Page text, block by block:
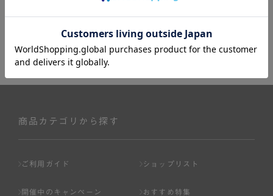
商品カテゴリから探す
ご利用ガイド ショップリスト
開催中のキャンペーン おすすめ特集